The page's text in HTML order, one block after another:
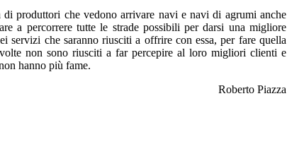
produttori che vedono arrivare navi e navi di agrumi anche
a percorrere tutte le strade possibili per darsi una migliore
servizi che saranno riusciti a offrire con essa, per fare quella
non sono riusciti a far percepire al loro migliori clienti e
hanno più fame.
Roberto Piazza